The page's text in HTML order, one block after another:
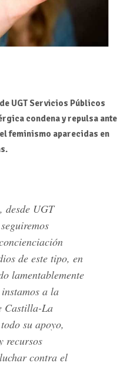
UGT Servicios Públicos
condena y repulsa ante
feminismo aparecidas en
desde UGT
de este tipo, en
lamentablemente
a la
Castilla-La
su apoyo,
recursos
contra el